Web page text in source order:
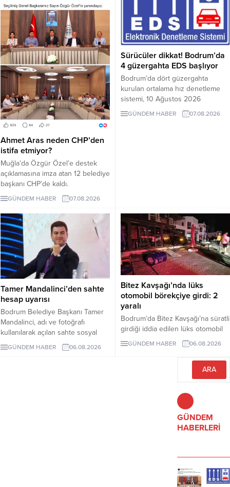
Ahmet Aras neden CHP’den
istifa etmiyor?
Muğla’da Özgür Özel’e destek
açıklamasına imza atan 12 belediye
başkanı CHP’de kaldı.
Milletvekilleri Yeni Parti’ye
geçerken belediye başkanlarının
tutumu ve CHP yönetiminin
sessizliği tartışılıyor.
GÜNDEM HABER 07.08.2026
Sürücüler dikkat! Bodrum’da
4 güzergahta EDS başlıyor
Bodrum’da dört güzergahta
kurulan ortalama hız denetleme
sistemi, 10 Ağustos 2026
Pazartesi günü devreye girecek.
İşte EDS uygulanacak yollar.
GÜNDEM HABER 07.08.2026
Tamer Mandalinci’den sahte
hesap uyarısı
Bodrum Belediye Başkanı Tamer
Mandalinci, adı ve fotoğrafı
kullanılarak açılan sahte sosyal
medya hesaplarına karşı uyarıda
bulundu. Mandalinci, tek resmî
GÜNDEM HABER 06.08.2026
Bitez Kavşağı’nda lüks
otomobil börekçiye girdi: 2
yaralı
Bodrum’da Bitez Kavşağı’na süratli
girdiği iddia edilen lüks otomobil
börekçiye girdi. Kazada sürücü ve
GÜNDEM HABER 06.08.2026
GÜNDEM
HABERLERİ